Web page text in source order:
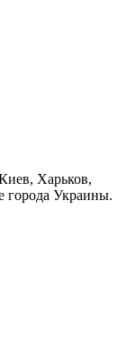
Харьков,
города Украины.